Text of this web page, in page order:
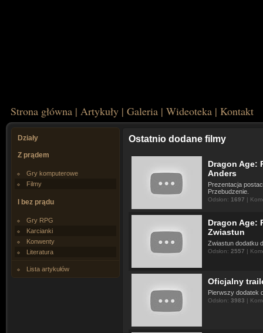
Strona główna | Artykuły | Galeria | Wideoteka | Kontakt
Działy
Z prądem
Gry komputerowe
Filmy
I bez prądu
Gry RPG
Karcianki
Konwenty
Literatura
Lista artykułów
Ostatnio dodane filmy
Dragon Age:
Anders
Prezentacja
Przebudzenie.
Odsłon: 1697 |
Dragon Age:
Zwiastun
Zwiastun dodatku
Odsłon: 2557 |
Oficjalny
Pierwszy dodatek
Odsłon: 3983 |